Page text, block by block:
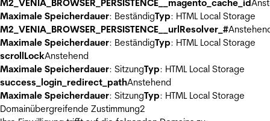
M2_VENIA_BROWSER_PERSISTENCE__magento_cache_id
Maximale Speicherdauer: BeständigTyp: HTML Local Storage
M2_VENIA_BROWSER_PERSISTENCE__urlResolver_#
Maximale Speicherdauer: BeständigTyp: HTML Local Storage
scrollLockAnstehend
Maximale Speicherdauer: SitzungTyp: HTML Local Storage
success_login_redirect_pathAnstehend
Maximale Speicherdauer: SitzungTyp: HTML Local Storage
Domainübergreifende Zustimmung2